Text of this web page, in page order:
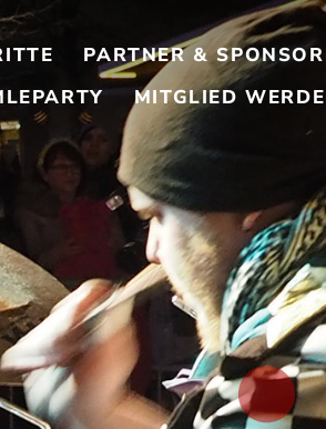
PARTNER &
MITGLIED